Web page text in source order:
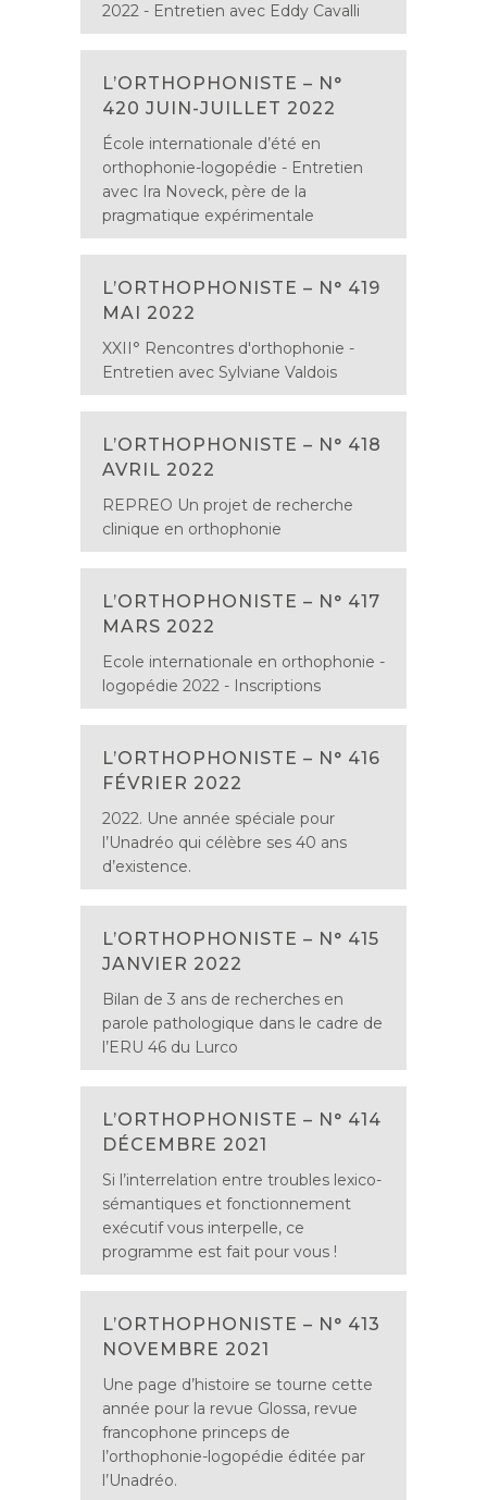
2022 - Entretien avec Eddy Cavalli
L’ORTHOPHONISTE – N°
420 JUIN-JUILLET 2022
École internationale d’été en
orthophonie-logopédie - Entretien
avec Ira Noveck, père de la
pragmatique expérimentale
L’ORTHOPHONISTE – N° 419
MAI 2022
XXII° Rencontres d'orthophonie -
Entretien avec Sylviane Valdois
L’ORTHOPHONISTE – N° 418
AVRIL 2022
REPREO Un projet de recherche
clinique en orthophonie
L’ORTHOPHONISTE – N° 417
MARS 2022
Ecole internationale en orthophonie -
logopédie 2022 - Inscriptions
L’ORTHOPHONISTE – N° 416
FÉVRIER 2022
2022. Une année spéciale pour
l’Unadréo qui célèbre ses 40 ans
d’existence.
L’ORTHOPHONISTE – N° 415
JANVIER 2022
Bilan de 3 ans de recherches en
parole pathologique dans le cadre de
l’ERU 46 du Lurco
L’ORTHOPHONISTE – N° 414
DÉCEMBRE 2021
Si l’interrelation entre troubles lexico-
sémantiques et fonctionnement
exécutif vous interpelle, ce
programme est fait pour vous !
L’ORTHOPHONISTE – N° 413
NOVEMBRE 2021
Une page d’histoire se tourne cette
année pour la revue Glossa, revue
francophone princeps de
l’orthophonie-logopédie éditée par
l’Unadréo.